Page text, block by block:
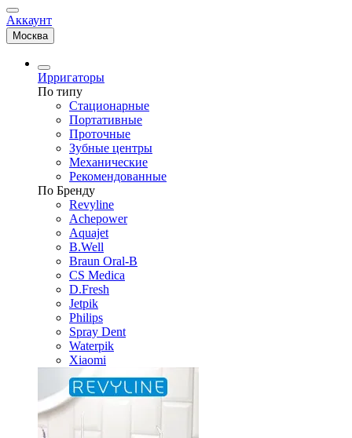
Аккаунт
Москва
Ирригаторы
По типу
Стационарные
Портативные
Проточные
Зубные центры
Механические
Рекомендованные
По Бренду
Revyline
Achepower
Aquajet
B.Well
Braun Oral-B
CS Medica
D.Fresh
Jetpik
Philips
Spray Dent
Waterpik
Xiaomi